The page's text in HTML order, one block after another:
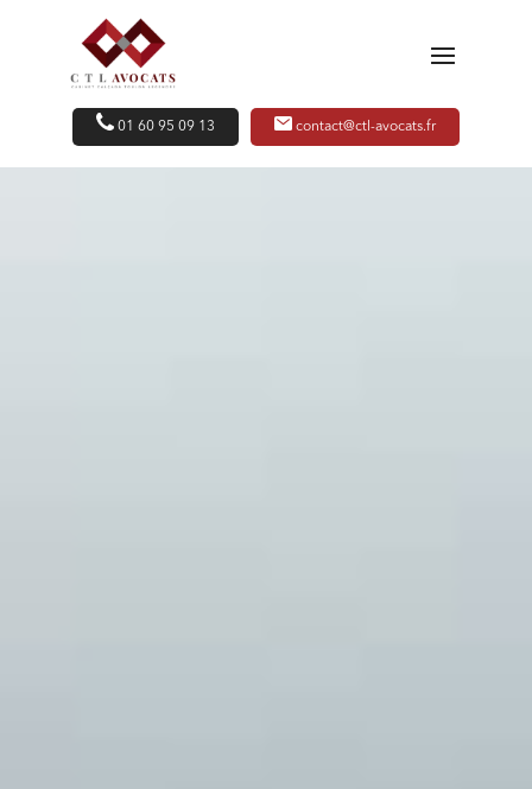
01 60 95 09 13 contact@ctl-avocats.fr